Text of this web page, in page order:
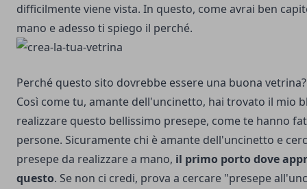
difficilmente viene vista. In questo, come avrai ben
mano e adesso ti spiego il perché.
Perché questo sito dovrebbe essere una buona vetrina?
Così come tu, amante dell'uncinetto, hai trovato il mio
realizzare questo bellissimo presepe, come te hanno
persone. Sicuramente chi è amante dell'uncinetto e
presepe da realizzare a mano, il primo porto dove
questo. Se non ci credi, prova a cercare "presepe